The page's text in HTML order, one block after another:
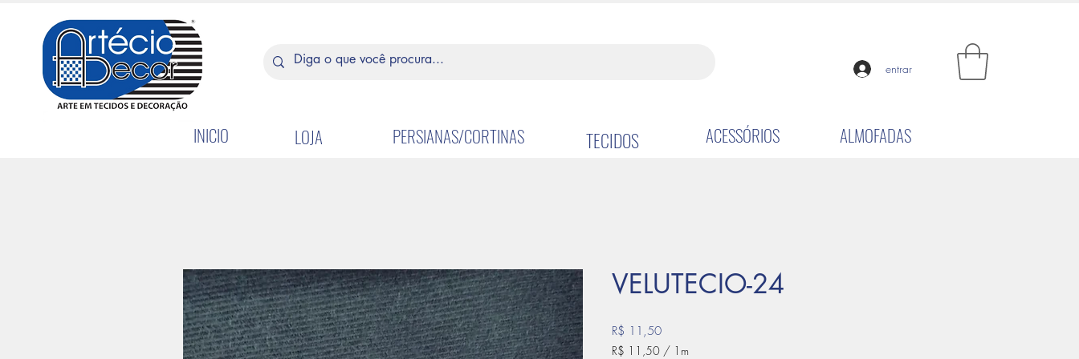
INICIO TECIDOS ACESSÓRIOS ALMOFADAS
entrar
PERSIANAS/CORTINAS
LOJA
VELUTECIO-24
R$ 11,50Preço
R$ 11,50 / 1m